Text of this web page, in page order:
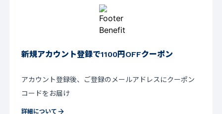
新規アカウント登録で1100円OFFクーポン
アカウント登録後、ご登録のメールアドレスにクーポン
コードをお届け
詳細について